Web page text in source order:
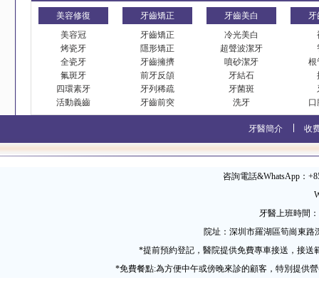
美容修復
美容冠
烤瓷牙
全瓷牙
氟斑牙
四環素牙
活動義齒
牙齒矯正
牙齒矯正
隱形矯正
牙齒擁擠
前牙反頜
牙列稀疏
牙齒前突
牙齒美白
冷光美白
超聲波潔牙
噴砂潔牙
牙結石
牙菌斑
洗牙
牙
根
口
牙醫簡介 收
咨詢電話&WhatsApp：
牙醫上班時間
院址：深圳市羅湖區筍崗東
*提前預約登記，醫院提供免費專車接送，接
*免費餐點:為方便中午或傍晚來診的顧客，特別提供